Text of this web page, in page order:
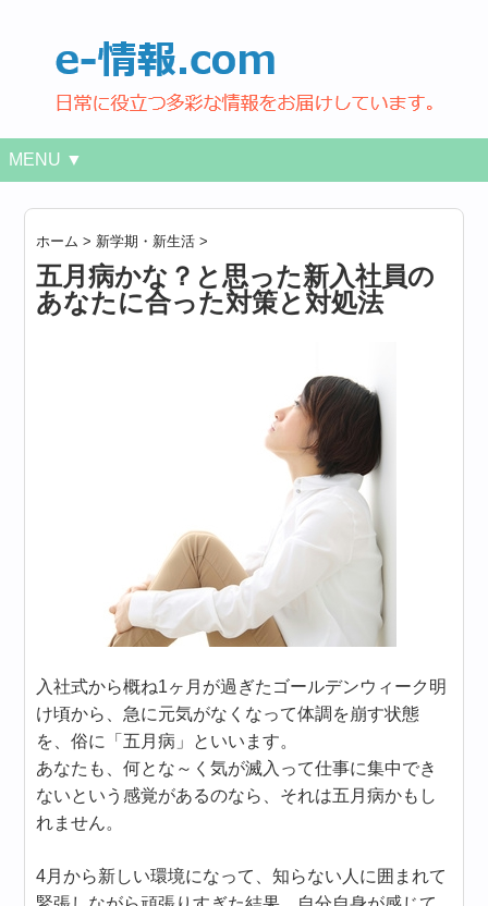
MENU ▼
ホーム > 新学期・新生活 >
五月病かな？と思った新入社員の
あなたに合った対策と対処法
入社式から概ね1ヶ月が過ぎたゴールデンウィーク明
け頃から、急に元気がなくなって体調を崩す状態
を、俗に「五月病」といいます。
あなたも、何とな～く気が滅入って仕事に集中でき
ないという感覚があるのなら、それは五月病かもし
れません。
4月から新しい環境になって、知らない人に囲まれて